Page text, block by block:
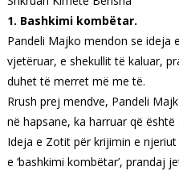
1. Bashkimi kombëtar.
Pandeli Majko mendon se ideja
vjetëruar, e shekullit të kaluar,
duhet të merret më me të.
Rrush prej mendve, Pandeli
në hapsane, ka harruar që është
Ideja e Zotit për krijimin e
e ‘bashkimi kombëtar’, prandaj